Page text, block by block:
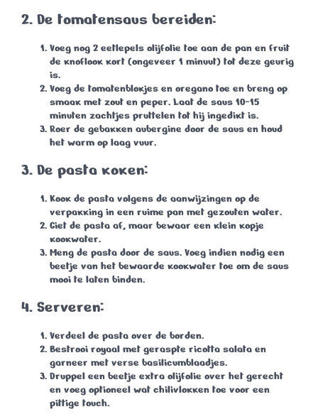
2. De tomatensaus bereiden:
Voeg nog 2 eetlepels olijfolie toe aan de pan en fruit
de knoflook kort (ongeveer 1 minuut) tot deze geurig
is.
Voeg de tomatenblokjes en oregano toe en breng op
smaak met zout en peper. Laat de saus 10-15
minuten zachtjes pruttelen tot hij ingedikt is.
Roer de gebakken aubergine door de saus en houd
het warm op laag vuur.
3. De pasta koken:
Kook de pasta volgens de aanwijzingen op de
verpakking in een ruime pan met gezouten water.
Giet de pasta af, maar bewaar een klein kopje
kookwater.
Meng de pasta door de saus. Voeg indien nodig een
beetje van het bewaarde kookwater toe om de saus
mooi te laten binden.
4. Serveren:
Verdeel de pasta over de borden.
Bestrooi royaal met geraspte ricotta salata en
garneer met verse basilicumblaadjes.
Druppel een beetje extra olijfolie over het gerecht
en voeg optioneel wat chilivlokken toe voor een
pittige touch.